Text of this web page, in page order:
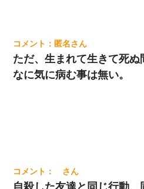
匿名
ただ、生まれて生きて死
なに気に病む事は無い。